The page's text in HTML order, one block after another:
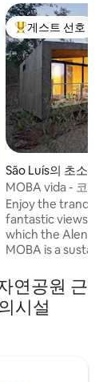
만점), 후기 204
상위 게스트 선호
게스트 선호
São Luís의 초소형
MOBA vida - 코르
소형 친환경 주택
Enjoy the
fantastic views
which the
MOBA is a
yet within
traditional little
only 15 km from
연공원 근
시설